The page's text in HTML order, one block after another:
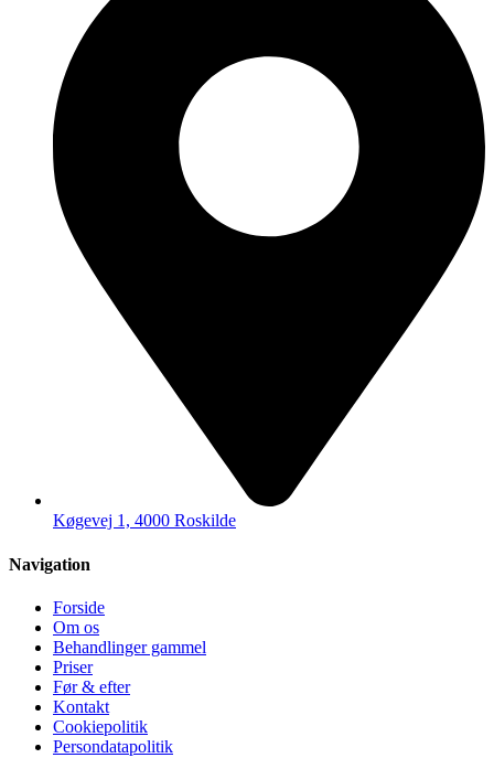
Køgevej 1, 4000 Roskilde
Navigation
Forside
Om os
Behandlinger gammel
Priser
Før & efter
Kontakt
Cookiepolitik
Persondatapolitik